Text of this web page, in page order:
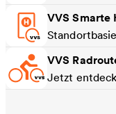
VVS Smarte
VVS
Jetzt